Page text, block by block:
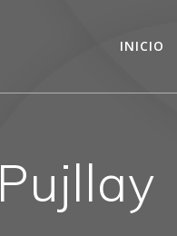
INICIO
Pujllay